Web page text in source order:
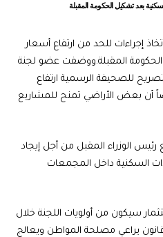
بعد تشكيل الحكومة المقبلة
إجراءات للحد من ارتفاع أسعار
المقبلة.ووضفت عضو لجنة
تصريح للصحيفة الرسمية ارتفاع
أن بعض الأراضي تمنح للمشاريع
الوزراء المقبل من أجل إيجاد
السكنية داخل المجمعات
سيكون من أولويات اللجنة خلال
يراعي مصلحة المواطن ويعالج